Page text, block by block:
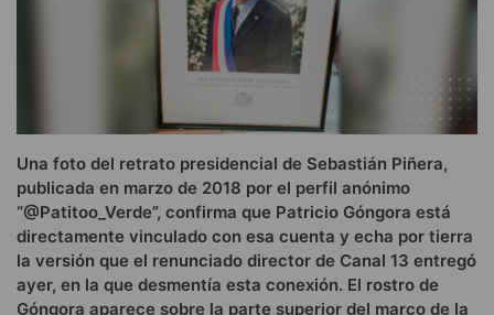
Una foto del retrato presidencial de Sebastián Piñera,
publicada en marzo de 2018 por el perfil anónimo
“@Patitoo_Verde”, confirma que Patricio Góngora está
directamente vinculado con esa cuenta y echa por tierra
la versión que el renunciado director de Canal 13 entregó
ayer, en la que desmentía esta conexión. El rostro de
Góngora aparece sobre la parte superior del marco de la